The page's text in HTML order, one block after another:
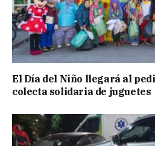
El Día del Niño llegará al
colecta solidaria de juguetes